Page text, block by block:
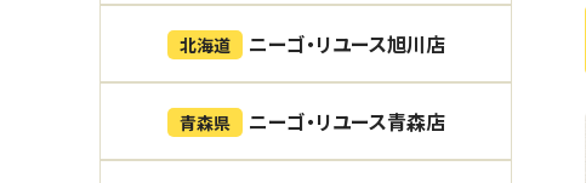
北海道 ニーゴ・リユース旭川店
青森県 ニーゴ・リユース青森店